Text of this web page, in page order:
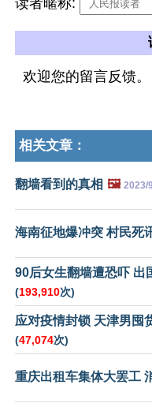
欢迎您的留言反馈。
相关文章：
翻墙看到的真相 🖼️ 2023/
海南征地爆冲突 村民死
90后女生翻墙遭恐吓 出
(193,910次)
应对疫情封锁 天津男囤
(47,074次)
重庆出租车集体大罢工